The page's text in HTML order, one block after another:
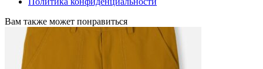
Вам также может понравиться